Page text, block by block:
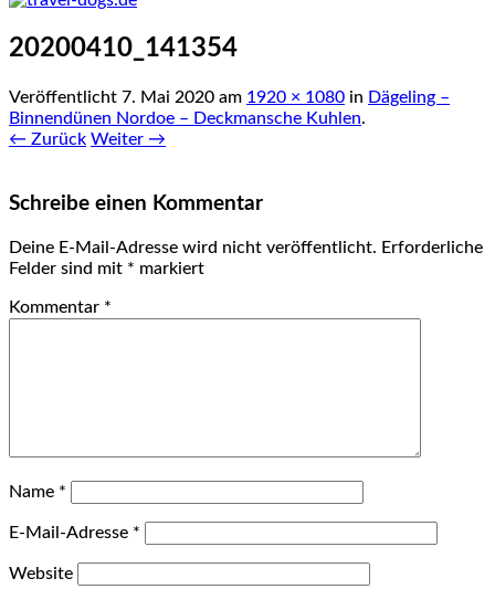
20200410_141354
Veröffentlicht 7. Mai 2020 am 1920 × 1080 in Dägeling –
Binnendünen Nordoe – Deckmansche Kuhlen.
← Zurück Weiter →
Schreibe einen Kommentar
Deine E-Mail-Adresse wird nicht veröffentlicht. Erforderliche
Felder sind mit * markiert
Kommentar *
Name *
E-Mail-Adresse *
Website